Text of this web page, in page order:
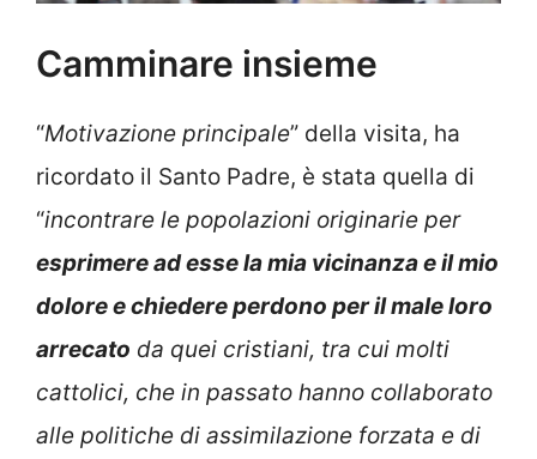
Camminare insieme
“Motivazione principale” della visita, ha
ricordato il Santo Padre, è stata quella di
“incontrare le popolazioni originarie per
esprimere ad esse la mia vicinanza e il mio
dolore e chiedere perdono per il male loro
arrecato da quei cristiani, tra cui molti
cattolici, che in passato hanno collaborato
alle politiche di assimilazione forzata e di